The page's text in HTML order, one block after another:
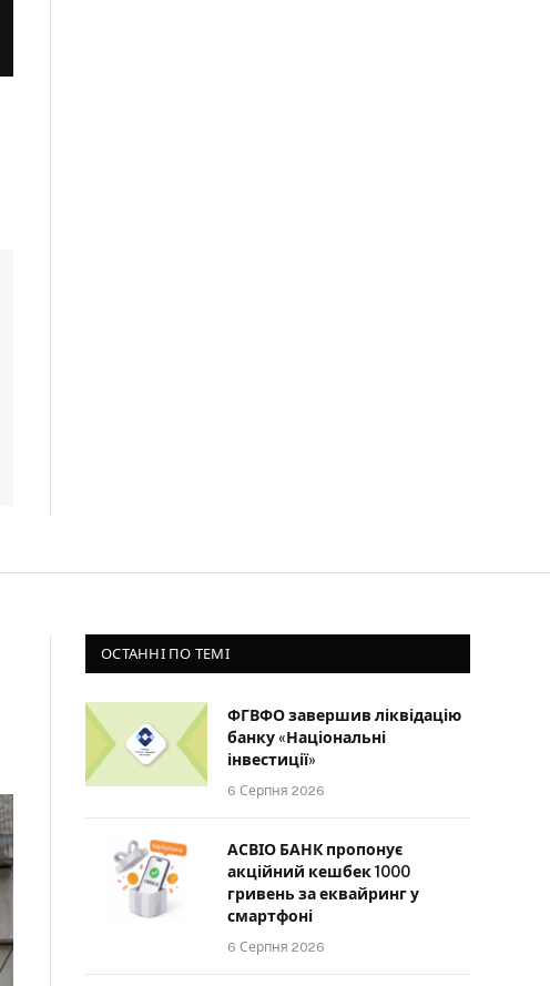
ОСТАННІ ПО ТЕМІ
ФГВФО завершив ліквідацію
банку «Національні
інвестиції»
6 Серпня 2026
АСВІО БАНК пропонує
акційний кешбек 1000
гривень за еквайринг у
смартфоні
6 Серпня 2026